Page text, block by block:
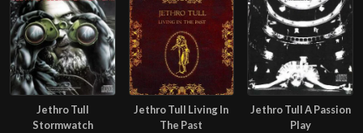
Jethro Tull
Stormwatch
Jethro Tull Living In
The Past
Jethro Tull A Passion
Play